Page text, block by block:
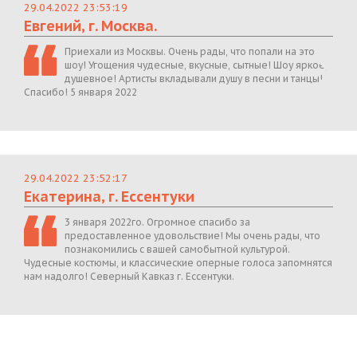
29.04.2022 23:53:19
Евгений, г. Москва.
Приехали из Москвы. Очень рады, что попали на это
шоу! Угощения чудесные, вкусные, сытные! Шоу яркое,
душевное! Артисты вкладывали душу в песни и танцы!
Спасибо! 5 января 2022
29.04.2022 23:52:17
Екатерина, г. Ессентуки
3 января 2022го. Огромное спасибо за
предоставленное удовольствие! Мы очень рады, что
познакомились с вашей самобытной культурой.
Чудесные костюмы, и классические оперные голоса запомнятся
нам надолго! Северный Кавказ г. Ессентуки.